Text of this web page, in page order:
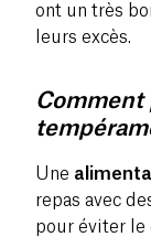
ont un très
leurs excès.
Comment
Une
repas avec
pour éviter le